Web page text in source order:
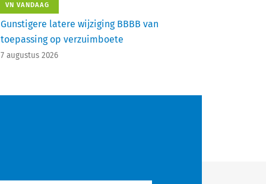
VN VANDAAG
Gunstigere latere wijziging BBBB van
toepassing op verzuimboete
7 augustus 2026